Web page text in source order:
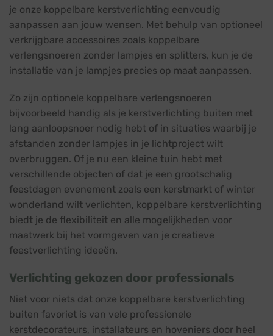
je onze koppelbare kerstverlichting eenvoudig
aanpassen aan jouw wensen. Met behulp van optioneel
verkrijgbare accessoires zoals koppelbare
verlengsnoeren zonder lampjes en splitters, kun je de
installatie van je lampjes precies op maat aanpassen.
Zo zijn optionele koppelbare verlengsnoeren
bijvoorbeeld handig als je kerstverlichting buiten met
lang aanloopsnoer nodig hebt of in situaties waarbij je
afstanden zonder lampjes in je lichtproject wilt
overbruggen. Of je nu een kleine tuin hebt met
verschillende objecten of dat je een grootschalig
feestdagen evenement zoals een kerstmarkt of winter
wonderland wilt verlichten, koppelbare kerstverlichting
biedt je de flexibiliteit en alle mogelijkheden voor
maatwerk bij het vormgeven van je creatieve
feestverlichting ideeën.
Verlichting gekozen door professionals
Niet voor niets dat onze koppelbare kerstverlichting
buiten favoriet is van vele professionele
kerstdecorateurs, installateurs en hoveniers door heel